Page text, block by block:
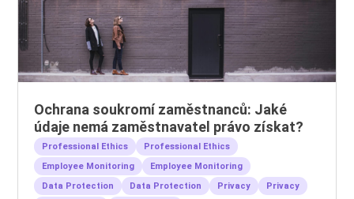
Ochrana soukromí zaměstnanců: Jaké
údaje nemá zaměstnavatel právo získat?
Professional Ethics
Professional Ethics
Employee Monitoring
Employee Monitoring
Data Protection
Data Protection Privacy
Privacy